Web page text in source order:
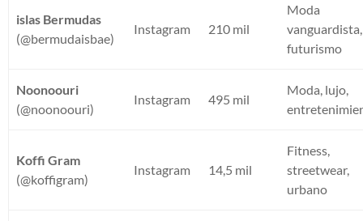
islas Bermudas
(@bermudaisbae)
Instagram 210 mil
Moda
vanguardista,
futurismo
Noonoouri
(@noonoouri)
Instagram 495 mil
Moda, lujo,
Koffi Gram
(@koffigram)
Instagram 14,5 mil
Fitness,
streetwear,
urbano